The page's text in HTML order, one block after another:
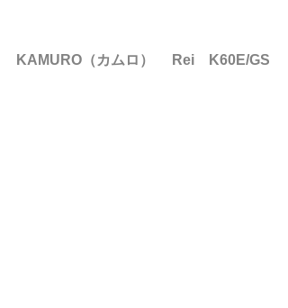
KAMURO（カムロ） 　Rei　K60E/GS